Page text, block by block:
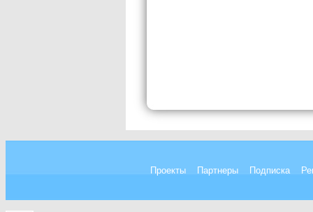
Проекты Партнеры Подписка